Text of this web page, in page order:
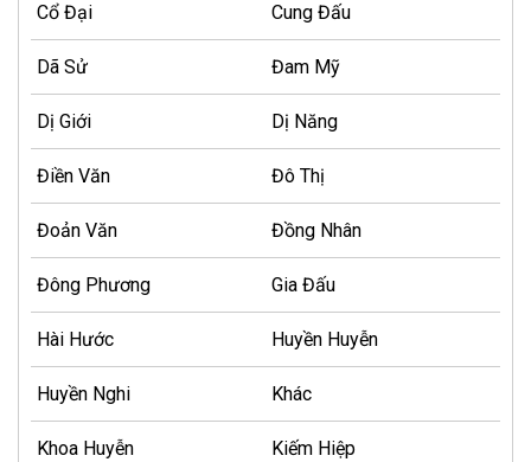
Cổ Đại Cung Đấu
Dã Sử Đam Mỹ
Dị Giới Dị Năng
Điền Văn Đô Thị
Đoản Văn Đồng Nhân
Đông Phương Gia Đấu
Hài Hước Huyền Huyễn
Huyền Nghi Khác
Khoa Huyễn Kiếm Hiệp